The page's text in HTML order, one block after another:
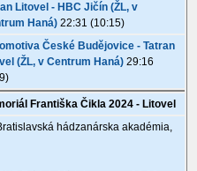
Litovel - HBC Jičín (ŽL, v
Haná) 22:31 (10:15)
České Budějovice - Tatran
(ŽL, v Centrum Haná) 29:16
Františka Čikla 2024 - Litovel
hádzanárska akadémia,